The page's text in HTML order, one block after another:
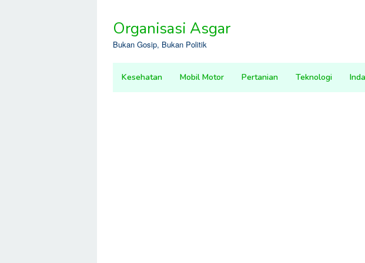
contentOrganisasi Asgar
Bukan Gosip, Bukan Politik
Kesehatan Mobil Motor Pertanian Teknologi